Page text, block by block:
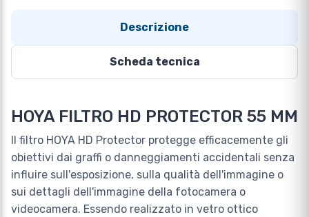
Descrizione
Scheda tecnica
HOYA FILTRO HD PROTECTOR 55 MM
Il filtro HOYA HD Protector protegge efficacemente gli
obiettivi dai graffi o danneggiamenti accidentali senza
influire sull'esposizione, sulla qualità dell'immagine o
sui dettagli dell'immagine della fotocamera o
videocamera. Essendo realizzato in vetro ottico